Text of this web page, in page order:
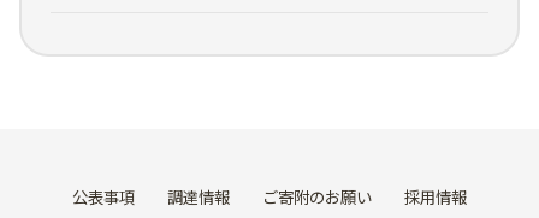
公表事項 調達情報 ご寄附のお願い 採用情報